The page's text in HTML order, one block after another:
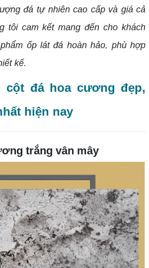
đá tự nhiên cao cấp và giá cả
tôi cam kết mang đến cho khách
ốp lát đá hoàn hảo, phù hợp
kế.
cột đá hoa cương đẹp,
hiện nay
trắng vân mây